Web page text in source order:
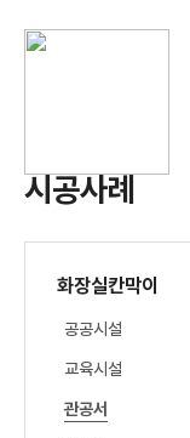
시공사례
화장실칸막이
공공시설
교육시설
관공서